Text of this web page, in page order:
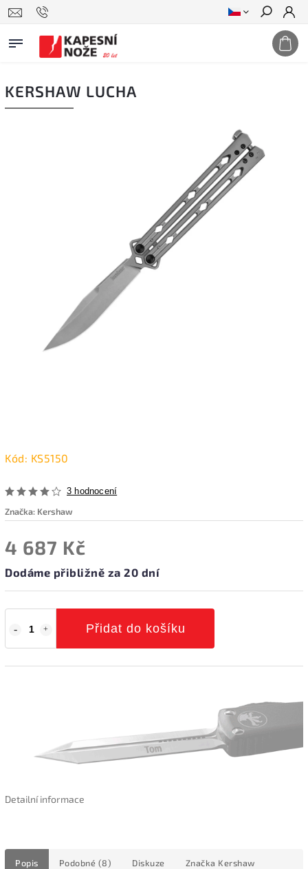
Hledat
KERSHAW LUCHA
Kód: KS5150
3 hodnocení
Značka: Kershaw
4 687 Kč
Dodáme přibližně za 20 dní
Přidat do košíku
Detailní informace
Popis Podobné (8) Diskuze Značka Kershaw